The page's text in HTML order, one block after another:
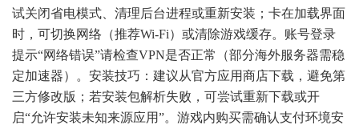
试关闭省电模式、清理后台进程或重新安装；卡在加载界面
时，可切换网络（推荐Wi-Fi）或清除游戏缓存。账号登录
提示“网络错误”请检查VPN是否正常（部分海外服务器需稳
定加速器）。安装技巧：建议从官方应用商店下载，避免第
三方修改版；若安装包解析失败，可尝试重新下载或开
启“允许安装未知来源应用”。游戏内购买需确认支付环境安